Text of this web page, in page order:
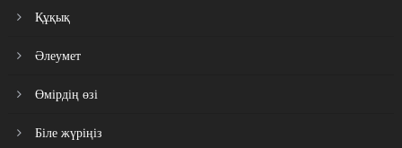
Құқық
Әлеумет
Өмірдің өзі
Біле жүріңіз